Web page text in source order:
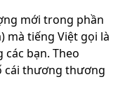
mới trong phần
mà tiếng Việt gọi là
bạn. Theo
cái thương thương